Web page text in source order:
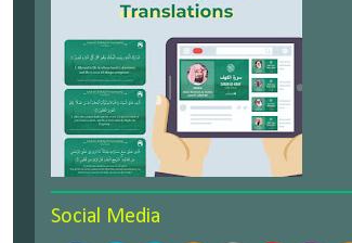
Social Media